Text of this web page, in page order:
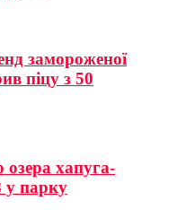
замороженої
піцу з 50
озера хапуга-
у парку